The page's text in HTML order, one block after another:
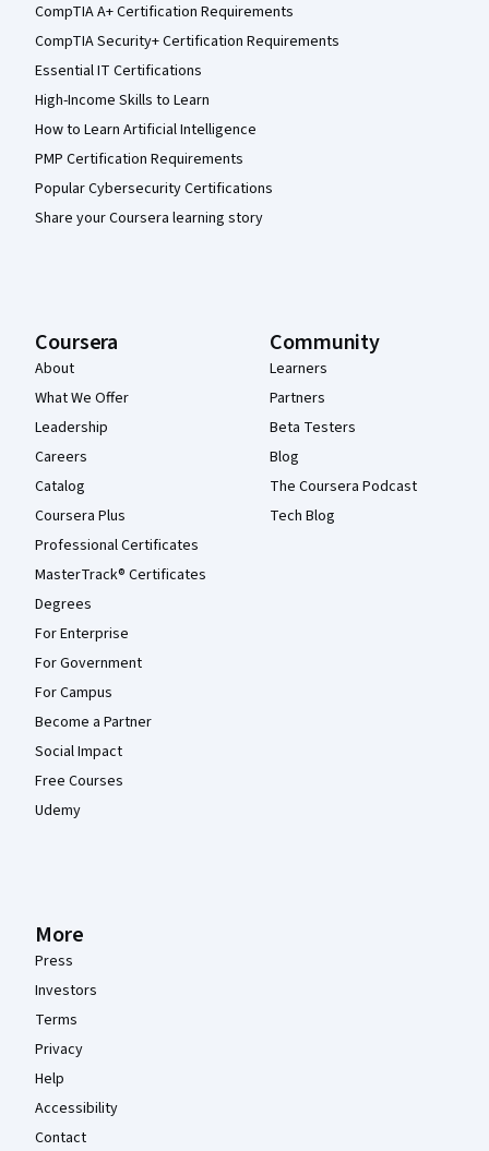
CompTIA A+ Certification Requirements
CompTIA Security+ Certification Requirements
Essential IT Certifications
High-Income Skills to Learn
How to Learn Artificial Intelligence
PMP Certification Requirements
Popular Cybersecurity Certifications
Share your Coursera learning story
Coursera
About
What We Offer
Leadership
Careers
Catalog
Coursera Plus
Professional Certificates
MasterTrack® Certificates
Degrees
For Enterprise
For Government
For Campus
Become a Partner
Social Impact
Free Courses
Udemy
Community
Learners
Partners
Beta Testers
Blog
The Coursera Podcast
Tech Blog
More
Press
Investors
Terms
Privacy
Help
Accessibility
Contact